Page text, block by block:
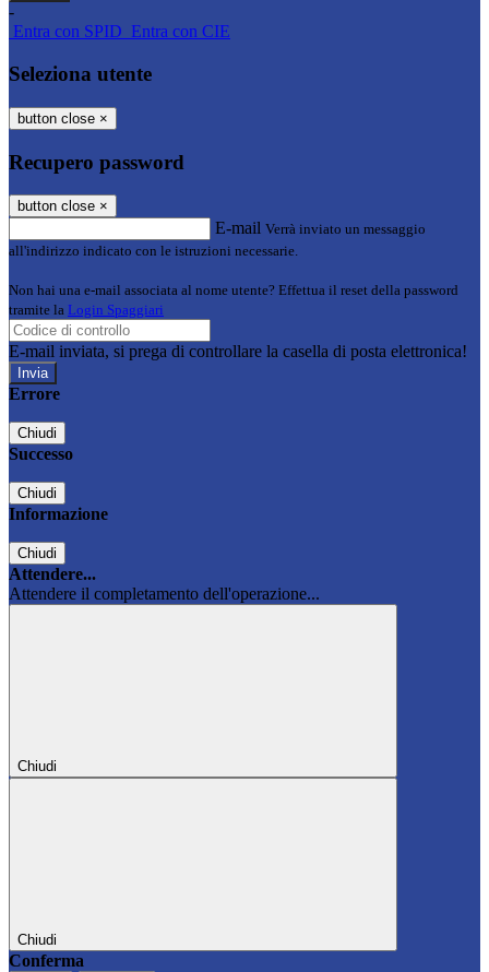
-
Entra con SPID Entra con CIE
Seleziona utente
button close ×
Recupero password
button close ×
E-mail Verrà inviato un messaggio
all'indirizzo indicato con le istruzioni necessarie.
Non hai una e-mail associata al nome utente? Effettua il reset della password
tramite la Login Spaggiari
E-mail inviata, si prega di controllare la casella di posta elettronica!
Errore
Chiudi
Successo
Chiudi
Informazione
Chiudi
Attendere...
Attendere il completamento dell'operazione...
Chiudi
Chiudi
Conferma